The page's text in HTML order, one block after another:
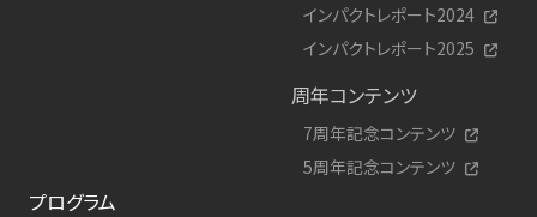
インパクトレポート2024
インパクトレポート2025
周年コンテンツ
7周年記念コンテンツ
5周年記念コンテンツ
プログラム